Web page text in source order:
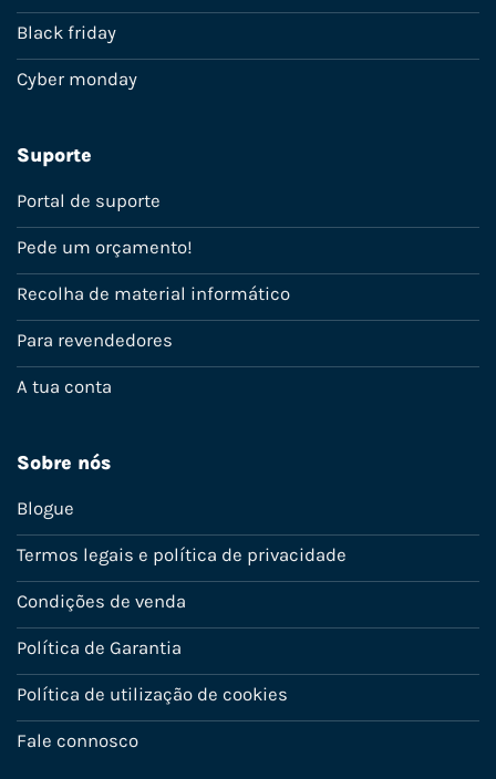
Black friday
Cyber monday
Suporte
Portal de suporte
Pede um orçamento!
Recolha de material informático
Para revendedores
A tua conta
Sobre nós
Blogue
Termos legais e política de privacidade
Condições de venda
Política de Garantia
Política de utilização de cookies
Fale connosco